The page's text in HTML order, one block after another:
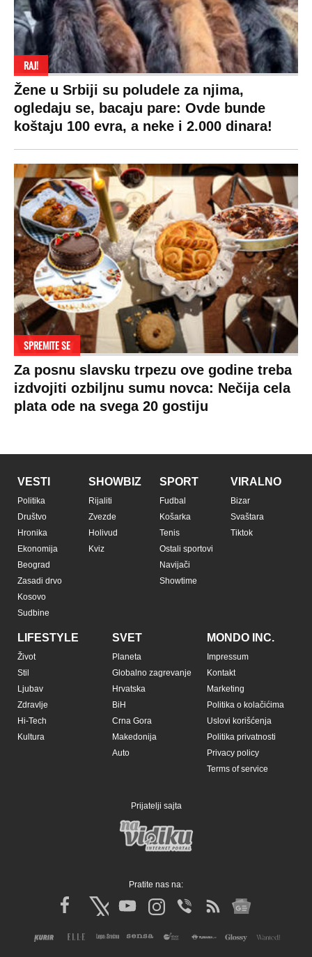
RAJ!
Žene u Srbiji su poludele za njima,
ogledaju se, bacaju pare: Ovde bunde
koštaju 100 evra, a neke i 2.000 dinara!
SPREMITE SE
Za posnu slavsku trpezu ove godine treba
izdvojiti ozbiljnu sumu novca: Nečija cela
plata ode na svega 20 gostiju
VESTI
Politika
Društvo
Hronika
Ekonomija
Beograd
Zasadi drvo
Kosovo
Sudbine
SHOWBIZ
Rijaliti
Zvezde
Holivud
Kviz
SPORT
Fudbal
Košarka
Tenis
Ostali sportovi
Navijači
Showtime
VIRALNO
Bizar
Svaštara
Tiktok
LIFESTYLE
Život
Stil
Ljubav
Zdravlje
Hi-Tech
Kultura
SVET
Planeta
Globalno zagrevanje
Hrvatska
BiH
Crna Gora
Makedonija
Auto
MONDO INC.
Impressum
Kontakt
Marketing
Politika o kolačićima
Uslovi korišćenja
Politika privatnosti
Privacy policy
Terms of service
Prijatelji sajta
Pratite nas na: